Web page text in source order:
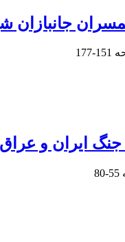
151-177
ایران و عراق
55-80